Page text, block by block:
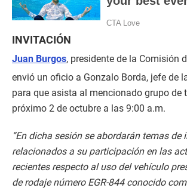
INVITACIÓN
Juan Burgos, presidente de la Comisión
envió un oficio a Gonzalo Borda, jefe de
para que asista al mencionado grupo de
próximo 2 de octubre a las 9:00 a.m.
“En dicha sesión se abordarán temas de
relacionados a su participación en las
recientes respecto al uso del vehículo
de rodaje número EGR-844 conocido